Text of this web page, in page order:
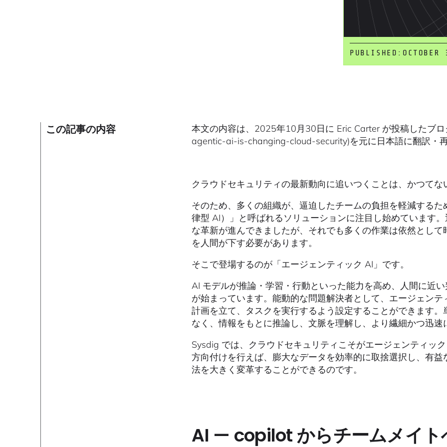
PUBLISHED:
この記事の内容
本文の内容は、2025年10月30日に Eric Carter が投稿したブ
agentic-ai-is-changing-cloud-security)を元に日本語に翻訳・
クラウドセキュリティの最新動向に追いつくことは、かつて
そのため、多くの組織が、逼迫したチームの負担を軽減するた
律型 AI）」と呼ばれるソリューションに注目し始めています
な革新が進んできましたが、それでも多くの作業は依然とし
を人間が下す必要があります。
そこで登場するのが「エージェンティック AI」です。
AI モデルが推論・学習・行動といった能力を高め、人間に近
が始まっています。能動的な問題解決者として、エージェン
計画を立て、タスクを実行するよう設定することができます
なく、情報をもとに推論し、文脈を理解し、より繊細かつ迅
Sysdig では、クラウドセキュリティこそがエージェンティッ
方向付けを行えば、膨大なデータを効率的に取捨選択し、有
法を大きく変革することができるのです。
AI — copilot からチームメイト